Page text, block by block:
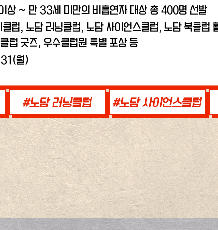
상 ~ 만 33세 미만의 비흡연자 대상 총 400명 선발
클럽, 노담 러닝클럽, 노담 사이언스클럽, 노담 북클럽
럽 굿즈, 우수클럽원 특별 포상 등
월)